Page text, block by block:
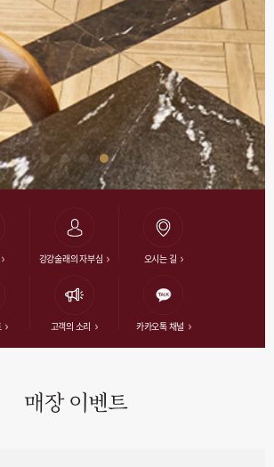
강강술래의 자부심 오시는 길
고객의 소리 카카오톡 채널
매장 이벤트